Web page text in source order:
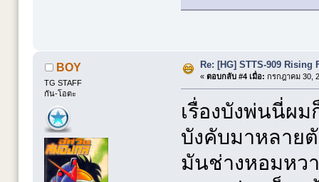
BOY
TG STAFF
กัน-โอตะ
Re: [HG] STTS-909 Rising
« ตอบกลับ #4 เมื่อ: กรกฎาคม 30,
เรื่องบังพ่นนี่ผ
บังคับมาหลาย
มันช่างหอมหว